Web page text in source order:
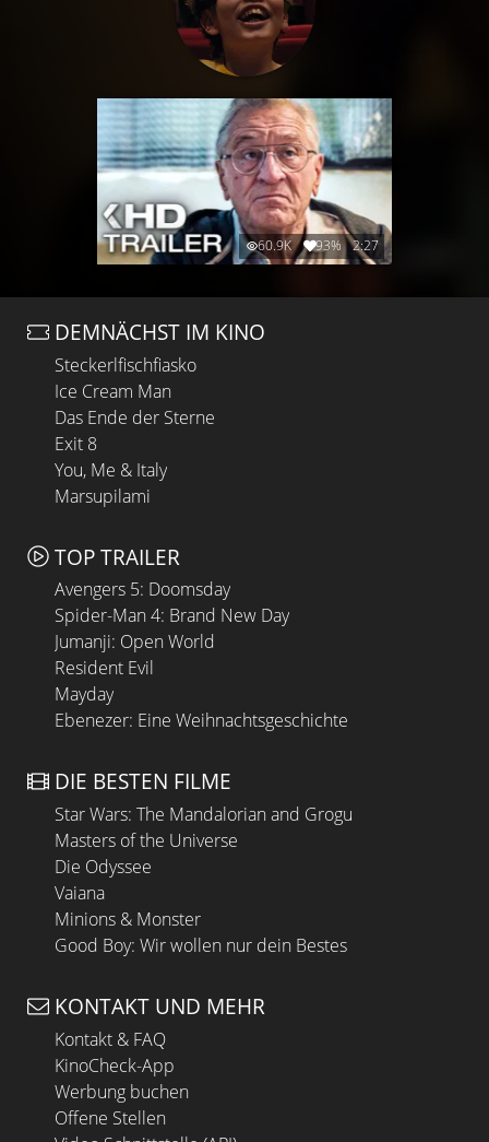
60.9K 93% 2:27
DEMNÄCHST IM KINO
Steckerlfischfiasko
Ice Cream Man
Das Ende der Sterne
Exit 8
You, Me & Italy
Marsupilami
TOP TRAILER
Avengers 5: Doomsday
Spider-Man 4: Brand New Day
Jumanji: Open World
Resident Evil
Mayday
Ebenezer: Eine Weihnachtsgeschichte
DIE BESTEN FILME
Star Wars: The Mandalorian and Grogu
Masters of the Universe
Die Odyssee
Vaiana
Minions & Monster
Good Boy: Wir wollen nur dein Bestes
KONTAKT UND MEHR
Kontakt & FAQ
KinoCheck-App
Werbung buchen
Offene Stellen